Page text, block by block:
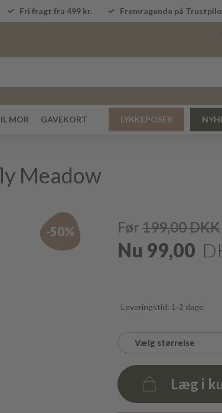
Fri fragt fra 499 kr. Fremragende på
MOR GAVEKORT LYKKEPOSER
Meadow
-50% Før199,00DKK
Nu 99,00
Leveringstid: 1-2 dage
Vælg størrelse
Antal
Læg i